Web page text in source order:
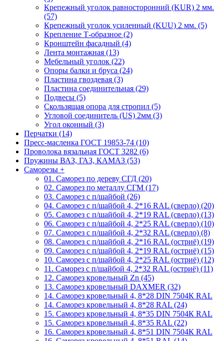
Крепежный уголок равносторонний (KUR) 2 мм.
(57)
Крепежный уголок усиленный (KUU) 2 мм. (5)
Крепление Т-образное (2)
Кронштейн фасадный (4)
Лента монтажная (13)
Мебельный уголок (22)
Опоры балки и бруса (24)
Пластина гвоздевая (3)
Пластина соединительная (29)
Подвесы (5)
Скользящая опора для стропил (5)
Угловой соединитель (US) 2мм (3)
Угол оконный (3)
Перчатки (14)
Пресс-масленка ГОСТ 19853-74 (10)
Проволока вязальная ГОСТ 3282 (6)
Пружины ВАЗ, ГАЗ, КАМАЗ (53)
Саморезы +
01. Саморез по дереву СГД (20)
02. Саморез по металлу СГМ (17)
03. Саморез с п/шайбой (26)
04. Саморез с п/шайбой 4, 2*16 RAL (сверло) (20)
05. Саморез с п/шайбой 4, 2*19 RAL (сверло) (13)
06. Саморез с п/шайбой 4, 2*25 RAL (сверло) (10)
07. Саморез с п/шайбой 4, 2*32 RAL (сверло) (8)
08. Саморез с п/шайбой 4, 2*16 RAL (остриё) (19)
09. Саморез с п/шайбой 4, 2*19 RAL (остриё) (15)
10. Саморез с п/шайбой 4, 2*25 RAL (остриё) (12)
11. Саморез с п/шайбой 4, 2*32 RAL (остриё) (11)
12. Саморез кровельный Zn (45)
13. Саморез кровельный DAXMER (32)
14. Саморез кровельный 4, 8*28 DIN 7504К RAL
14. Саморез кровельный 4, 8*28 RAL (24)
15. Саморез кровельный 4, 8*35 DIN 7504К RAL
15. Саморез кровельный 4, 8*35 RAL (22)
16. Саморез кровельный 4, 8*51 DIN 7504К RAL